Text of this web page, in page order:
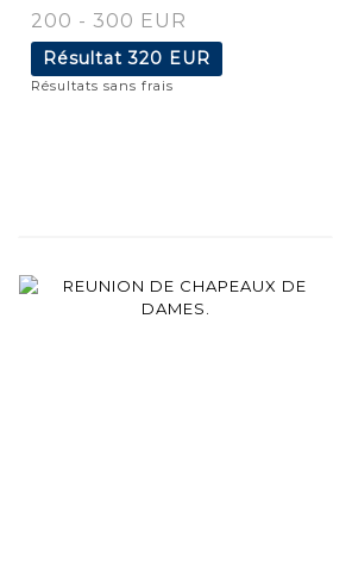
200 - 300 EUR
Résultat320 EUR
Résultats sans frais